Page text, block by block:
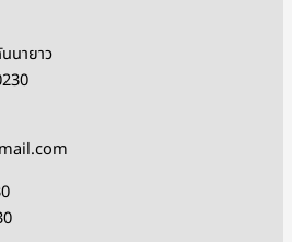
นายาว